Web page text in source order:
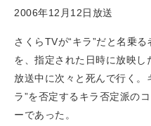
2006年12月12日放送
さくらTVが“キラ”だと名乗
を、指定された日時に放映
放送中に次々と死んで行く。
ラ”を否定するキラ否定派の
ーであった。